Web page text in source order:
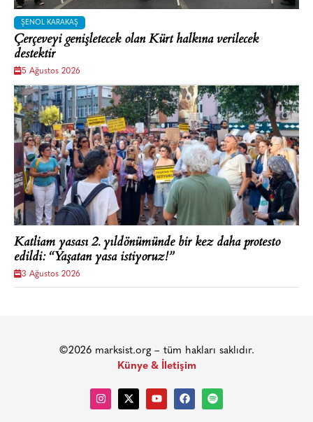
ŞENOL KARAKAŞ
Çerçeveyi genişletecek olan Kürt halkına verilecek
destektir
5 Ağustos 2026
Katliam yasası 2. yıldönümünde bir kez daha protesto
edildi: “Yaşatan yasa istiyoruz!”
3 Ağustos 2026
©2026 marksist.org – tüm hakları saklıdır.
Künye & İletişim